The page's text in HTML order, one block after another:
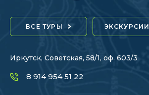
ВСЕ ТУРЫ ЭКСКУРСИИ
Иркутск, Советская, 58/1, оф. 603/3
8 914 954 51 22